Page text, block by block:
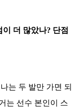
더 많았나? 단점
는 두 발만 가면 되
는 선수 본인이 스